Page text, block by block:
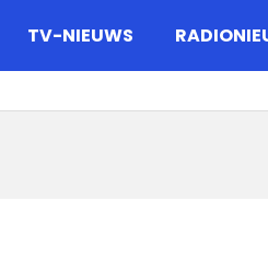
TV-NIEUWS